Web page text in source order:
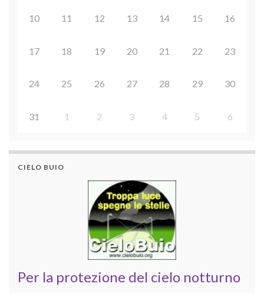
10 11 12 13 14 15 16
17 18 19 20 21 22 23
24 25 26 27 28 29 30
31 1 2 3 4 5 6
CIELO BUIO
Per la protezione del cielo notturno